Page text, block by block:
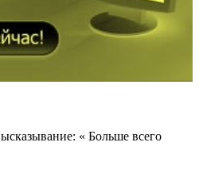
« Больше всего